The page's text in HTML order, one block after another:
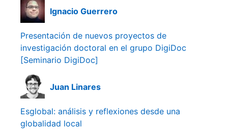
Ignacio Guerrero
Presentación de nuevos proyectos de
investigación doctoral en el grupo DigiDoc
[Seminario DigiDoc]
Juan Linares
Esglobal: análisis y reflexiones desde una
globalidad local